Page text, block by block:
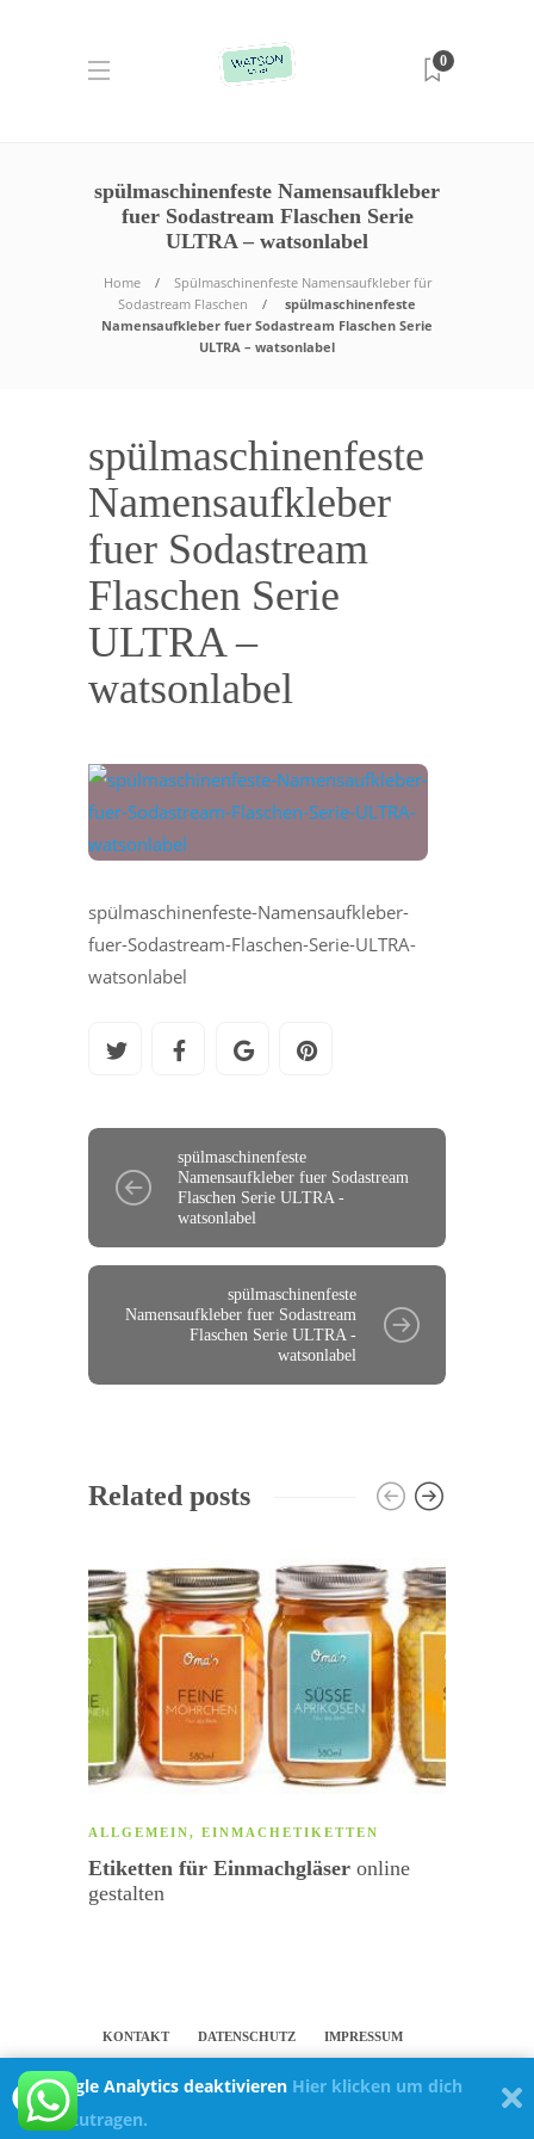
0
spülmaschinenfeste Namensaufkleber
fuer Sodastream Flaschen Serie
ULTRA – watsonlabel
Home
Spülmaschinenfeste Namensaufkleber für
Sodastream Flaschen
spülmaschinenfeste
Namensaufkleber fuer Sodastream Flaschen Serie
ULTRA – watsonlabel
spülmaschinenfeste
Namensaufkleber
fuer Sodastream
Flaschen Serie
ULTRA –
watsonlabel
spülmaschinenfeste-Namensaufkleber-
fuer-Sodastream-Flaschen-Serie-ULTRA-
watsonlabel
spülmaschinenfeste
Namensaufkleber fuer Sodastream
Flaschen Serie ULTRA -
watsonlabel
spülmaschinenfeste
Namensaufkleber fuer Sodastream
Flaschen Serie ULTRA -
watsonlabel
Related posts
ALLGEMEIN, EINMACHETIKETTEN
Etiketten für Einmachgläser online
gestalten
KONTAKT DATENSCHUTZ IMPRESSUM
PERSÖNLICHE ETIKETTEN UND
Google Analytics deaktivieren Hier klicken um dich
auszutragen.